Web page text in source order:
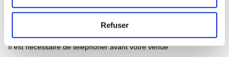
Refuser
Téléphone :
0900 022 022 (2fr/min)
Il est nécessaire de téléphoner avant votre venue